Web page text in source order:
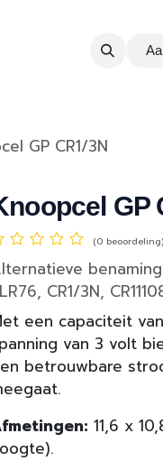
GP CR1/3N
GP
(0 beoordeling)
CR1/3N,
een capaciteit
van 3 volt
betrouwbare
11,6 x